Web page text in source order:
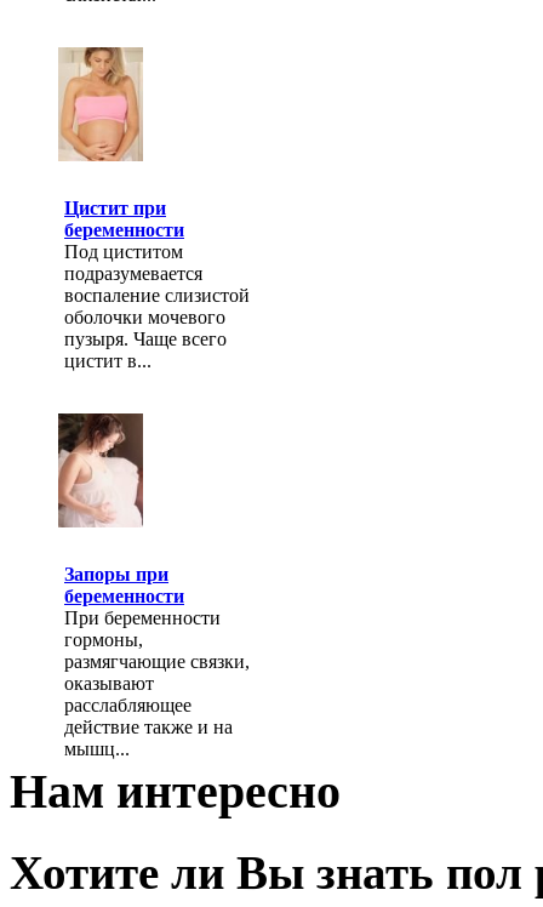
Цистит при
беременности
Под циститом
подразумевается
воспаление слизистой
оболочки мочевого
пузыря. Чаще всего
цистит в...
Запоры при
беременности
При беременности
гормоны,
размягчающие связки,
оказывают
расслабляющее
действие также и на
мышц...
Нам интересно
Хотите ли Вы знать